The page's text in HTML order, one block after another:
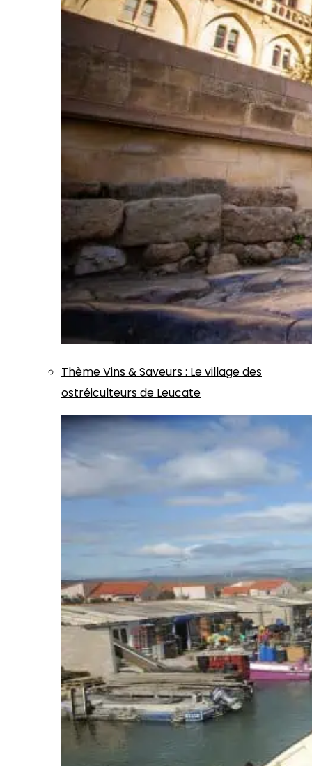
ThèmeVins & Saveurs: Le village des
ostréiculteurs de Leucate